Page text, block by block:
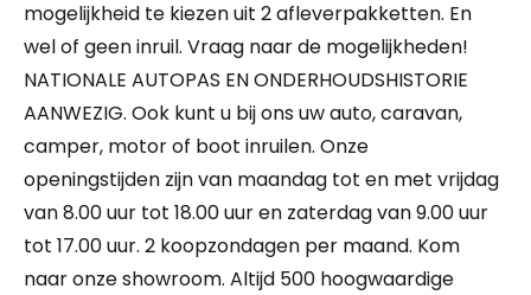
mogelijkheid te kiezen uit 2 afleverpakketten. En
wel of geen inruil. Vraag naar de mogelijkheden!
NATIONALE AUTOPAS EN ONDERHOUDSHISTORIE
AANWEZIG. Ook kunt u bij ons uw auto, caravan,
camper, motor of boot inruilen. Onze
openingstijden zijn van maandag tot en met vrijdag
van 8.00 uur tot 18.00 uur en zaterdag van 9.00 uur
tot 17.00 uur. 2 koopzondagen per maand. Kom
naar onze showroom. Altijd 500 hoogwaardige